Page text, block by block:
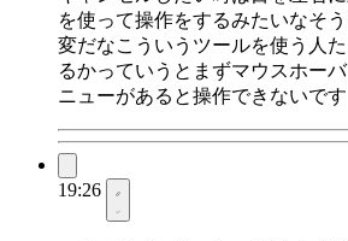
を使って操作をするみたいなそ
変だなこういうツールを使う人
るかっていうとまずマウスホー
ニューがあると操作できないです
19:26